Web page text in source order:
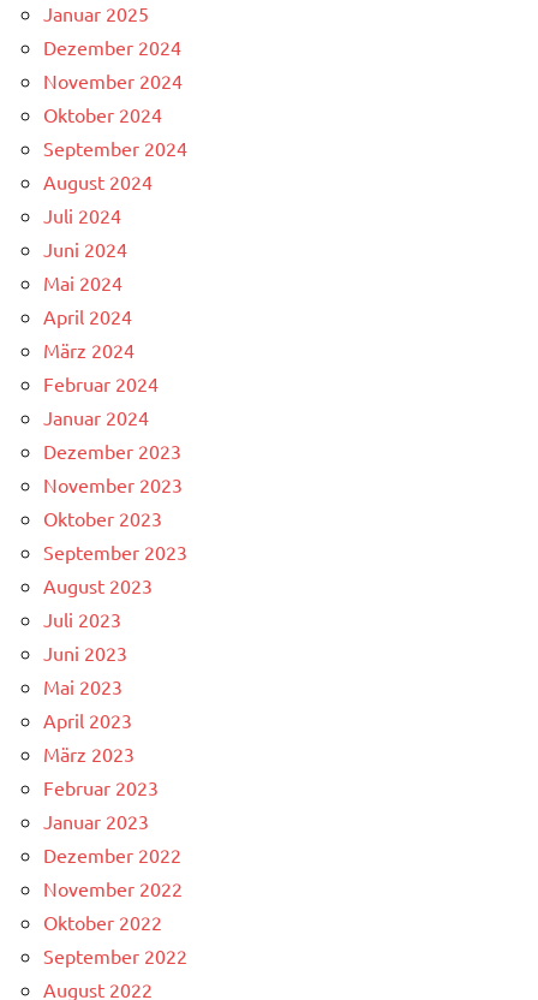
Januar 2025
Dezember 2024
November 2024
Oktober 2024
September 2024
August 2024
Juli 2024
Juni 2024
Mai 2024
April 2024
März 2024
Februar 2024
Januar 2024
Dezember 2023
November 2023
Oktober 2023
September 2023
August 2023
Juli 2023
Juni 2023
Mai 2023
April 2023
März 2023
Februar 2023
Januar 2023
Dezember 2022
November 2022
Oktober 2022
September 2022
August 2022